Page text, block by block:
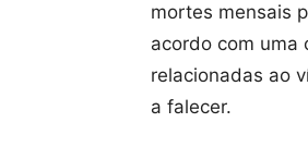
mortes mensais
acordo com uma
relacionadas ao
a falecer.